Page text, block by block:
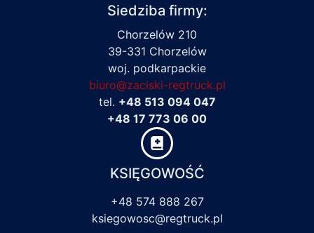
Siedziba firmy:
Chorzelów 210
39-331 Chorzelów
woj. podkarpackie
biuro@zaciski-regtruck.pl
tel. +48 513 094 047
+48 17 773 06 00
KSIĘGOWOŚĆ
+48 574 888 267
ksiegowosc@regtruck.pl